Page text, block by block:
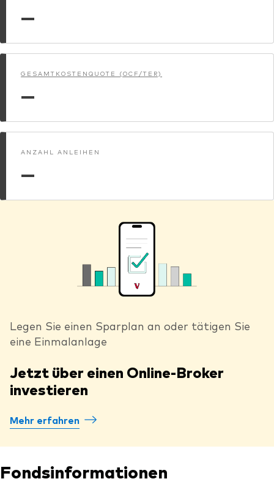
—
GESAMTKOSTENQUOTE (OCF/TER)
—
ANZAHL ANLEIHEN
—
Legen Sie einen Sparplan an oder tätigen Sie
eine Einmalanlage
Jetzt über einen Online-Broker
investieren
Mehr erfahren
Fondsinformationen